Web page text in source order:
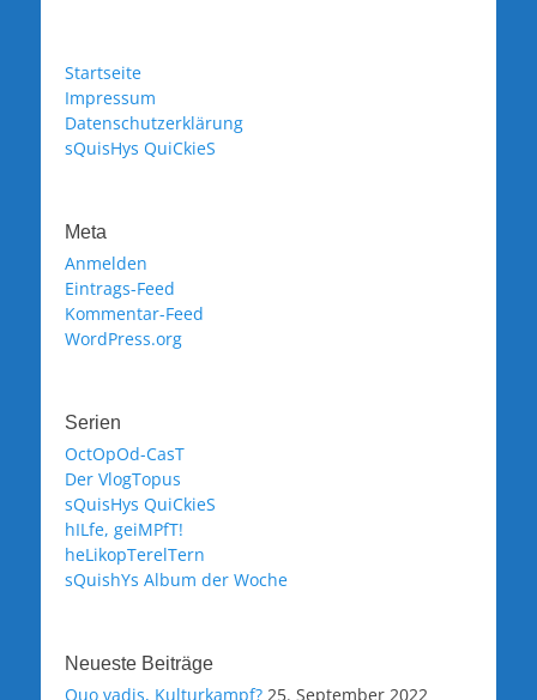
Startseite
Impressum
Datenschutzerklärung
sQuisHys QuiCkieS
Meta
Anmelden
Eintrags-Feed
Kommentar-Feed
WordPress.org
Serien
OctOpOd-CasT
Der VlogTopus
sQuisHys QuiCkieS
hILfe, geiMPfT!
heLikopTerelTern
sQuishYs Album der Woche
Neueste Beiträge
Quo vadis, Kulturkampf? 25. September 2022